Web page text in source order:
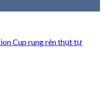
Cup rung rên thụt tự